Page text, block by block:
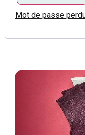
Mot de passe